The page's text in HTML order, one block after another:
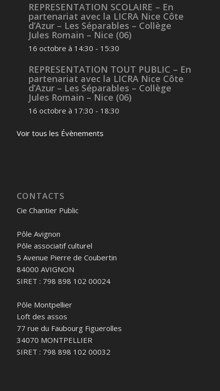
REPRESENTATION SCOLAIRE – En
partenariat avec la LICRA Nice Côte
d’Azur – Les Séparables – Collège
Jules Romain – Nice (06)
16 octobre à 14:30 - 15:30
REPRESENTATION TOUT PUBLIC – En
partenariat avec la LICRA Nice Côte
d’Azur – Les Séparables – Collège
Jules Romain – Nice (06)
16 octobre à 17:30 - 18:30
Voir tous les Évènements
CONTACTS
Cie Chantier Public
Pôle Avignon
Pôle associatif culturel
5 Avenue Pierre de Coubertin
84000 AVIGNON
SIRET : 798 898 102 00024
Pôle Montpellier
Loft des assos
77 rue du Faubourg Figuerolles
34070 MONTPELLIER
SIRET : 798 898 102 00032